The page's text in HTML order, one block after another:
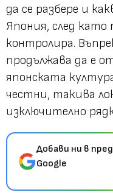
да се разбере и
Япония, след като
контролира.
продължава да е
японската
честни, такива
изключително
Добави ни в
Google